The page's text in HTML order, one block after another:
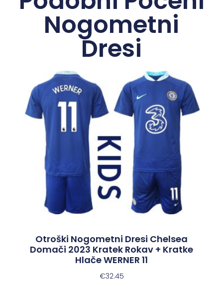
Nogometni
Dresi
Otroški Nogometni Dresi Chelsea
Domači 2023 Kratek Rokav + Kratke
Hlače WERNER 11
€32.45